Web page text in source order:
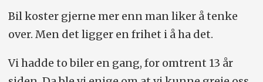
Viking, Eik Tønsberg, Borussia
Mönchengladbach og IFK Göteborg.
Deltok i fjor i TV 2s realityprogram
Bil koster gjerne mer enn man liker å tenke
over. Men det ligger en frihet i å ha det.
Vi hadde to biler en gang, for omtrent 13 år